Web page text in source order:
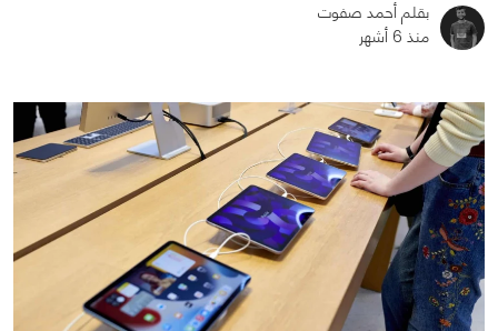
233
0
0
بقلم أحمد صفوت
منذ 6 أشهر